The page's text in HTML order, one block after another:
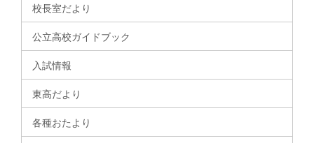
校長室だより
公立高校ガイドブック
入試情報
東高だより
各種おたより